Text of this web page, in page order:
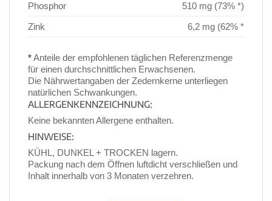
Phosphor
510 mg (73% *)
Zink
6,2 mg (62% *
*Anteile der empfohlenen täglichen Referenzmenge
für einen durchschnittlichen Erwachsenen.
Die Nährwertangaben der Zedernkerne unterliegen
natürlichen Schwankungen.
ALLERGENKENNZEICHNUNG:
Keine bekannten Allergene enthalten.
HINWEISE:
KÜHL, DUNKEL + TROCKEN lagern.
Packung nach dem Öffnen luftdicht verschließen und
Inhalt innerhalb von 3 Monaten verzehren.